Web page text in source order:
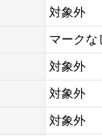
対象外
マークな
対象外
対象外
対象外